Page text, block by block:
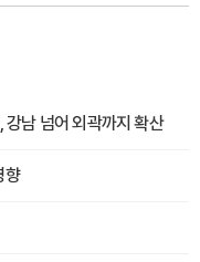
남 넘어 외곽까지 확산
향